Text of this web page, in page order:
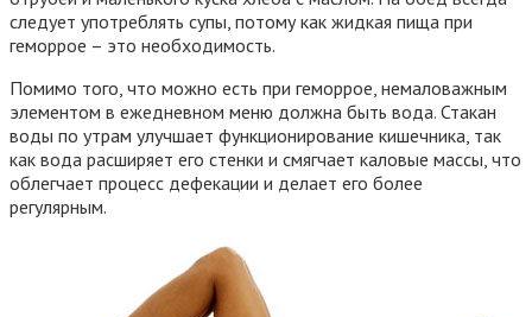
следует употреблять супы, потому как жидкая пища при
геморрое – это необходимость.
Помимо того, что можно есть при геморрое, немаловажным
элементом в ежедневном меню должна быть вода. Стакан
воды по утрам улучшает функционирование кишечника, так
как вода расширяет его стенки и смягчает каловые массы, что
облегчает процесс дефекации и делает его более
регулярным.